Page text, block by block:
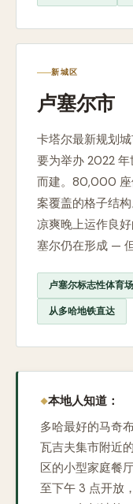
新城区
卢塞尔市
卡塔尔最新规划城
要为举办 2022 年
而建。80,000 座
案覆盖的格子结
凉爽晚上运作良
塞尔仍在形成 —
卢塞尔标志性体育场
从多哈地铁直达
本地人知道：
多哈最好的马奇
瓦吉夫集市附近
区的小型家庭餐
至下午 3 点开放